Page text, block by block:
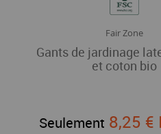
Fair Zone
Gants de jardinage
et coton bio
Seulement 8,25 €